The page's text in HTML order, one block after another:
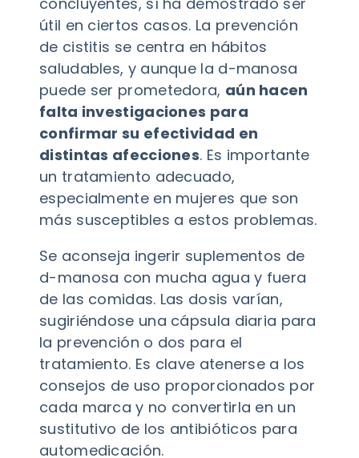
útil en ciertos casos. La prevención
de cistitis se centra en hábitos
saludables, y aunque la d-manosa
puede ser prometedora, aún hacen
falta investigaciones para
confirmar su efectividad en
distintas afecciones. Es importante
un tratamiento adecuado,
especialmente en mujeres que son
más susceptibles a estos problemas.
Se aconseja ingerir suplementos de
d-manosa con mucha agua y fuera
de las comidas. Las dosis varían,
sugiriéndose una cápsula diaria para
la prevención o dos para el
tratamiento. Es clave atenerse a los
consejos de uso proporcionados por
cada marca y no convertirla en un
sustitutivo de los antibióticos para
automedicación.